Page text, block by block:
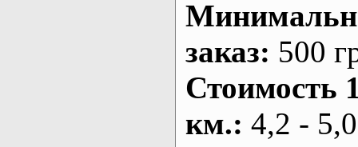
заказ: 500
Стоимость
км.: 4,2 -